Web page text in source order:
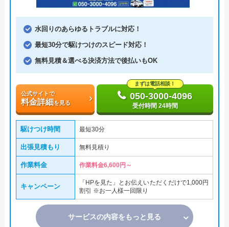
水回りのあらゆるトラブルに対応！
最短30分で駆けつけのスピード対応！
無料見積＆選べる決済方法で後払いもOK
公式サイトで
料金詳細を見る
まずは電話相談！
050-3000-4096
受付時間 24時間
駆けつけ時間 最短30分
出張見積もり 無料見積り
作業料金 作業料金6,600円～
キャンペーン
「HPを見た」とお伝えいただくだけで1,000円
割引 ※お一人様一回限り
サービスの内容をもっと見る